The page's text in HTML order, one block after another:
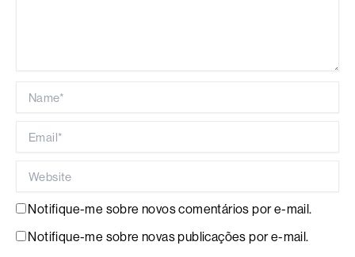
Notifique-me sobre novos comentários por e-mail.
Notifique-me sobre novas publicações por e-mail.